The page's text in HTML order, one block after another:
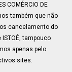
COMÉRCIO DE
também que não
cancelamento do
tampouco
apenas pelo
sites.